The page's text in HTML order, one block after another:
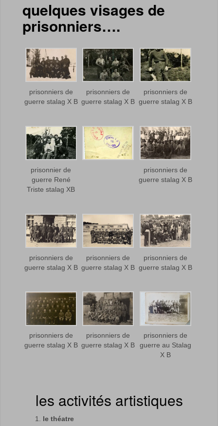
quelques visages de
prisonniers….
prisonniers de
guerre stalag X B
prisonniers de
guerre stalag X B
prisonniers de
guerre stalag X B
prisonnier de
guerre René
Triste stalag XB
prisonniers de
guerre stalag X B
prisonniers de
guerre stalag X B
prisonniers de
guerre stalag X B
prisonniers de
guerre stalag X B
prisonniers de
guerre stalag X B
prisonniers de
guerre stalag X B
prisonniers de
guerre au Stalag
X B
les activités artistiques
le théatre